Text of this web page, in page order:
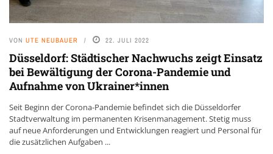
VON UTE NEUBAUER 22. JULI 2022
Düsseldorf: Städtischer Nachwuchs zeigt Einsatz
bei Bewältigung der Corona-Pandemie und
Aufnahme von Ukrainer*innen
Seit Beginn der Corona-Pandemie befindet sich die Düsseldorfer
Stadtverwaltung im permanenten Krisenmanagement. Stetig muss
auf neue Anforderungen und Entwicklungen reagiert und Personal für
die zusätzlichen Aufgaben ...